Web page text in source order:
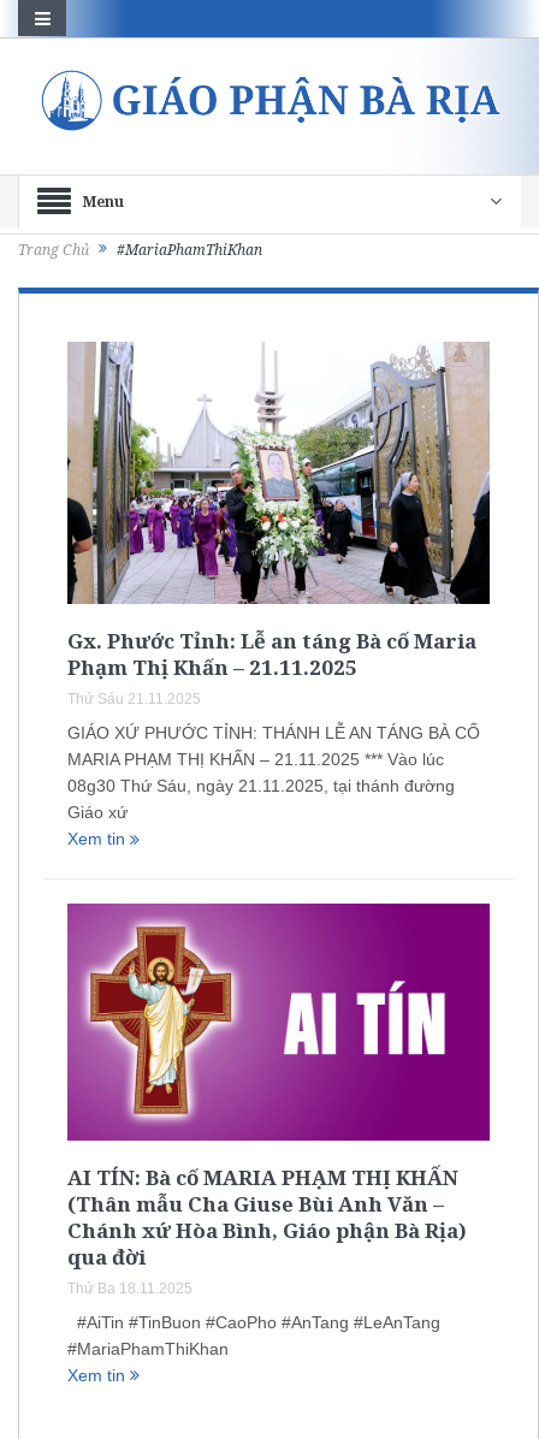
Menu
Trang Chủ #MariaPhamThiKhan
Gx. Phước Tỉnh: Lễ an táng Bà cố Maria
Phạm Thị Khấn – 21.11.2025
Thứ Sáu 21.11.2025
GIÁO XỨ PHƯỚC TỈNH: THÁNH LỄ AN TÁNG BÀ CỐ
MARIA PHẠM THỊ KHẤN – 21.11.2025 *** Vào lúc
08g30 Thứ Sáu, ngày 21.11.2025, tại thánh đường
Giáo xứ
Xem tin
AI TÍN: Bà cố MARIA PHẠM THỊ KHẤN
(Thân mẫu Cha Giuse Bùi Anh Văn –
Chánh xứ Hòa Bình, Giáo phận Bà Rịa)
qua đời
Thứ Ba 18.11.2025
#AiTin #TinBuon #CaoPho #AnTang #LeAnTang
#MariaPhamThiKhan
Xem tin